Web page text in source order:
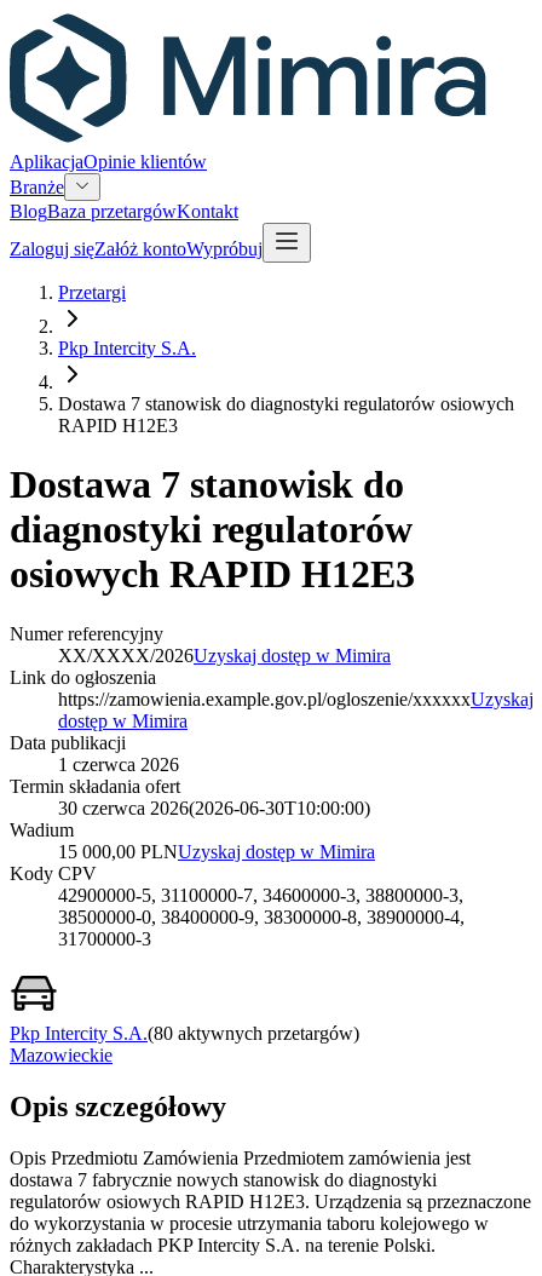
AplikacjaOpinie klientów
Branże
BlogBaza przetargówKontakt
Zaloguj sięZałóż kontoWypróbuj
Przetargi
Pkp Intercity S.A.
Dostawa 7 stanowisk do diagnostyki regulatorów osiowych
RAPID H12E3
Dostawa 7 stanowisk do
diagnostyki regulatorów
osiowych RAPID H12E3
Numer referencyjny
XX/XXXX/2026Uzyskaj dostęp w Mimira
Link do ogłoszenia
https://zamowienia.example.gov.pl/ogloszenie/xxxxxxUzyskaj
dostęp w Mimira
Data publikacji
1 czerwca 2026
Termin składania ofert
30 czerwca 2026(2026-06-30T10:00:00)
Wadium
15 000,00 PLNUzyskaj dostęp w Mimira
Kody CPV
42900000-5, 31100000-7, 34600000-3, 38800000-3,
38500000-0, 38400000-9, 38300000-8, 38900000-4,
31700000-3
Pkp Intercity S.A.(80 aktywnych przetargów)
Mazowieckie
Opis szczegółowy
Opis Przedmiotu Zamówienia Przedmiotem zamówienia jest
dostawa 7 fabrycznie nowych stanowisk do diagnostyki
regulatorów osiowych RAPID H12E3. Urządzenia są przeznaczone
do wykorzystania w procesie utrzymania taboru kolejowego w
różnych zakładach PKP Intercity S.A. na terenie Polski.
Charakterystyka ...